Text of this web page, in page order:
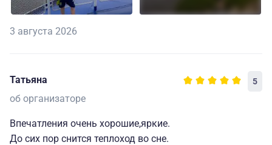
3 августа 2026
Татьяна 5
об организаторе
Впечатления очень хорошие,яркие.
До сих пор снится теплоход во сне.